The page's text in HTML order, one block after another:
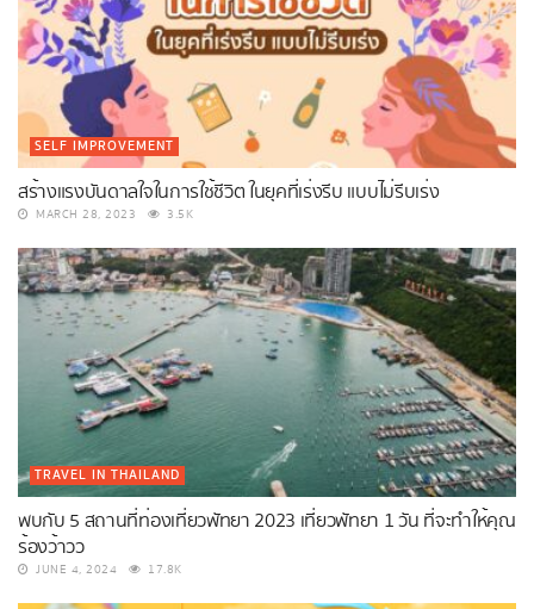
SELF IMPROVEMENT
สร้างแรงบันดาลใจในการใช้ชีวิต ในยุคที่เร่งรีบ แบบไม่รีบเร่ง
MARCH 28, 2023 3.5K
TRAVEL IN THAILAND
พบกับ 5 สถานที่ท่องเที่ยวพัทยา 2023 เที่ยวพัทยา 1 วัน ที่จะทำให้คุณ
ร้องว้าวว
JUNE 4, 2024 17.8K